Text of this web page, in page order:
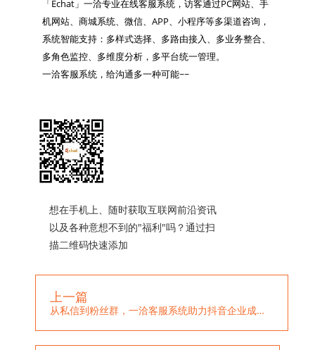
「Echat」一洽专业在线客服系统，访客通过PC网站、手
机网站、商城系统、微信、APP、小程序等多渠道咨询，
系统智能支持：多样式选择、多路由接入、多业务整合、
多角色监控、多维度分析，多平台统一管理。
一洽客服系统，给沟通多一种可能~~
想在手机上、随时获取互联网前沿资讯
以及各种意想不到的"福利"吗？通过扫
描二维码快速添加
上一篇
从私信到粉丝群，一洽客服系统助力抖音企业成功服务线上用户